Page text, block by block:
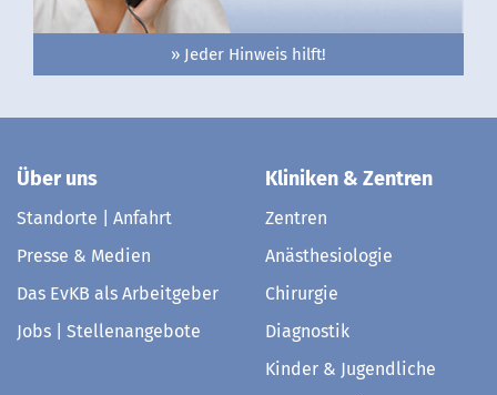
» Jeder Hinweis hilft!
Über uns
Standorte | Anfahrt
Presse & Medien
Das EvKB als Arbeitgeber
Jobs | Stellenangebote
Kliniken & Zentren
Zentren
Anästhesiologie
Chirurgie
Diagnostik
Kinder & Jugendliche